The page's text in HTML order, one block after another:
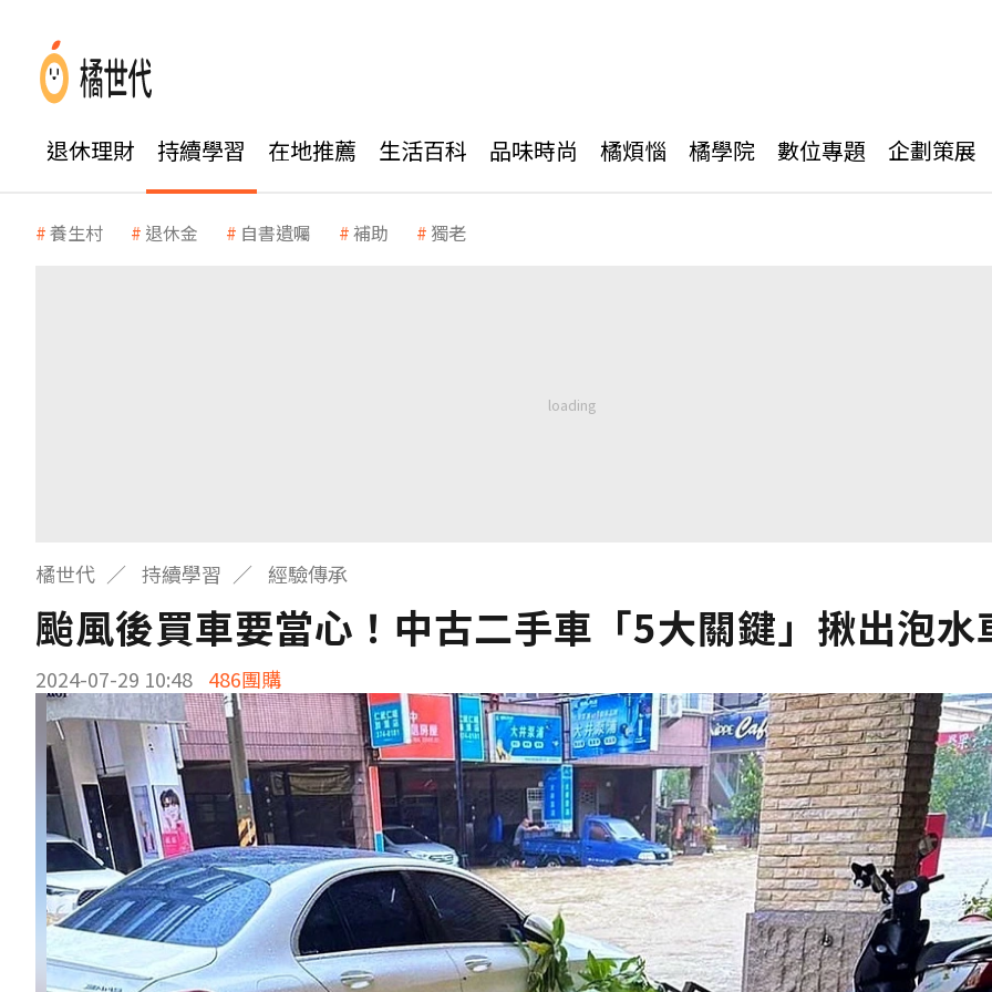
退休理財 持續學習 在地推薦 生活百科 品味時尚 橘煩惱 橘學院 數位專題 企劃策展
養生村 退休金 自書遺囑 補助 獨老
橘世代 持續學習 經驗傳承
颱風後買車要當心！中古二手車「5大關鍵」揪出泡水
2024-07-29 10:48 486團購